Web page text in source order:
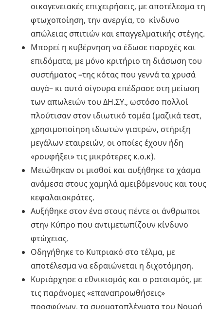
οικογενειακές επιχειρήσεις, με αποτέλεσμα τη
φτωχοποίηση, την ανεργία, το κίνδυνο
απώλειας σπιτιών και επαγγελματικής στέγης.
Μπορεί η κυβέρνηση να έδωσε παροχές και
επιδόματα, με μόνο κριτήριο τη διάσωση του
συστήματος –της κότας που γεννά τα χρυσά
αυγά– κι αυτό σίγουρα επέδρασε στη μείωση
των απωλειών του ΔΗ.ΣΥ., ωστόσο πολλοί
πλούτισαν στον ιδιωτικό τομέα (μαζικά τεστ,
χρησιμοποίηση ιδιωτών γιατρών, στήριξη
μεγάλων εταιρειών, οι οποίες έχουν ήδη
«ρουφήξει» τις μικρότερες κ.ο.κ).
Μειώθηκαν οι μισθοί και αυξήθηκε το χάσμα
ανάμεσα στους χαμηλά αμειβόμενους και τους
κεφαλαιοκράτες.
Αυξήθηκε στον ένα στους πέντε οι άνθρωποι
στην Κύπρο που αντιμετωπίζουν κίνδυνο
φτώχειας.
Οδηγήθηκε το Κυπριακό στο τέλμα, με
αποτέλεσμα να εδραιώνεται η διχοτόμηση.
Κυριάρχησε ο εθνικισμός και ο ρατσισμός, με
τις παράνομες «επαναπροωθήσεις»
προσφύγων, τα συρματοπλέγματα του Νουρή